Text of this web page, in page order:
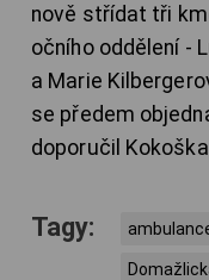
nově střídat tři
očního oddělení -
a Marie
se předem
doporučil
Tagy: